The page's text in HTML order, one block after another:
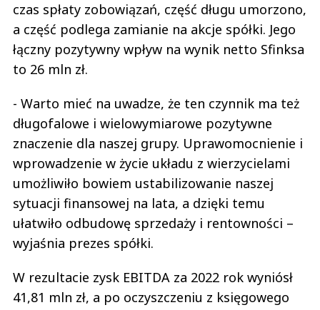
czas spłaty zobowiązań, część długu umorzono,
a część podlega zamianie na akcje spółki. Jego
łączny pozytywny wpływ na wynik netto Sfinksa
to 26 mln zł.
- Warto mieć na uwadze, że ten czynnik ma też
długofalowe i wielowymiarowe pozytywne
znaczenie dla naszej grupy. Uprawomocnienie i
wprowadzenie w życie układu z wierzycielami
umożliwiło bowiem ustabilizowanie naszej
sytuacji finansowej na lata, a dzięki temu
ułatwiło odbudowę sprzedaży i rentowności –
wyjaśnia prezes spółki.
W rezultacie zysk EBITDA za 2022 rok wyniósł
41,81 mln zł, a po oczyszczeniu z księgowego